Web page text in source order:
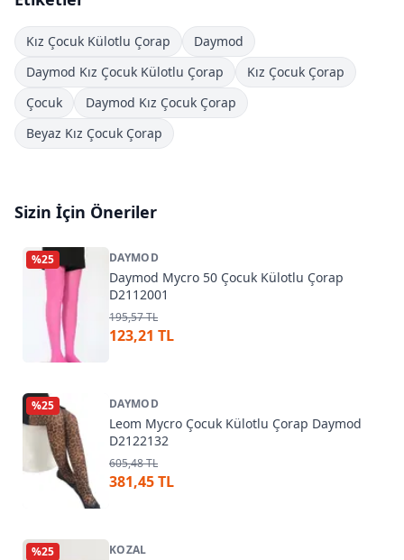
Kız Çocuk Külotlu Çorap
Daymod
Daymod Kız Çocuk Külotlu Çorap
Kız Çocuk Çorap
Çocuk
Daymod Kız Çocuk Çorap
Beyaz Kız Çocuk Çorap
Sizin İçin Öneriler
%25 DAYMOD
Daymod Mycro 50 Çocuk Külotlu Çorap
D2112001
195,57 TL
123,21 TL
%25 DAYMOD
Leom Mycro Çocuk Külotlu Çorap Daymod
D2122132
605,48 TL
381,45 TL
%25 KOZAL